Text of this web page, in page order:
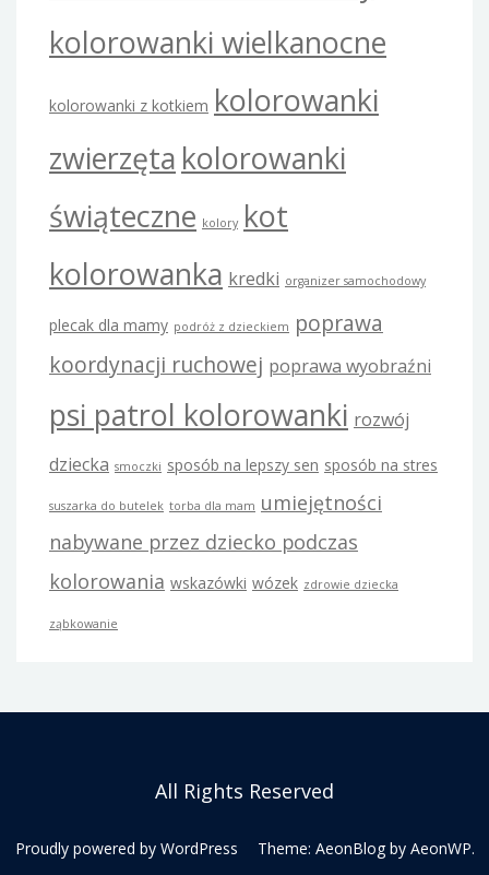
kolorowanki wielkanocne
kolorowanki z kotkiem kolorowanki
zwierzęta kolorowanki
świąteczne kolory kot
kolorowanka kredki organizer samochodowy
plecak dla mamy podróż z dzieckiem poprawa
koordynacji ruchowej poprawa wyobraźni
psi patrol kolorowanki rozwój
dziecka smoczki sposób na lepszy sen sposób na stres
suszarka do butelek torba dla mam umiejętności
nabywane przez dziecko podczas
kolorowania wskazówki wózek zdrowie dziecka
ząbkowanie
All Rights Reserved
Proudly powered by WordPress Theme: AeonBlog by AeonWP.